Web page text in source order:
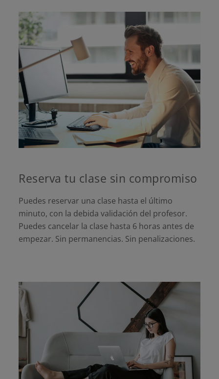
Reserva tu clase sin compromiso
Puedes reservar una clase hasta el último
minuto, con la debida validación del profesor.
Puedes cancelar la clase hasta 6 horas antes de
empezar. Sin permanencias. Sin penalizaciones.